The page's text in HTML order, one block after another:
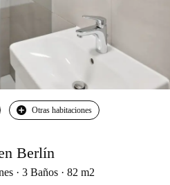
Otras habitaciones
Berlín
3 Baños 82 m2